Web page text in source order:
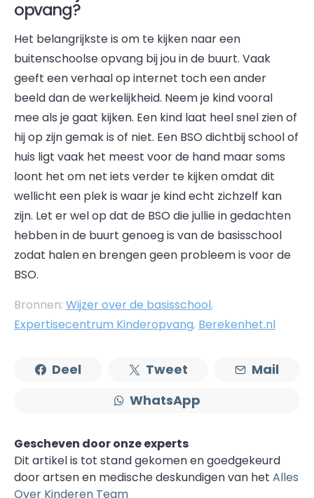
opvang?
Het belangrijkste is om te kijken naar een
buitenschoolse opvang bij jou in de buurt. Vaak
geeft een verhaal op internet toch een ander
beeld dan de werkelijkheid. Neem je kind vooral
mee als je gaat kijken. Een kind laat heel snel zien of
hij op zijn gemak is of niet. Een BSO dichtbij school of
huis ligt vaak het meest voor de hand maar soms
loont het om net iets verder te kijken omdat dit
wellicht een plek is waar je kind echt zichzelf kan
zijn. Let er wel op dat de BSO die jullie in gedachten
hebben in de buurt genoeg is van de basisschool
zodat halen en brengen geen probleem is voor de
BSO.
Bronnen: Wijzer over de basisschool,
Expertisecentrum Kinderopvang, Berekenhet.nl
Deel Tweet
Mail
WhatsApp
Gescheven door onze experts
Dit artikel is tot stand gekomen en goedgekeurd
door artsen en medische deskundigen van het Alles
Over Kinderen Team